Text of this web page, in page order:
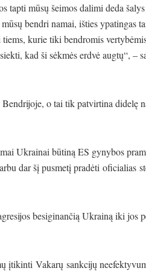
tapti mūsų šeimos dalimi deda
bendri namai, išties ypatingas
kurie tiki bendromis
kad ši sėkmės erdvė augtų“, –
o tai tik patvirtina didelę
Ukrainai būtiną ES gynybos
dar šį pusmetį pradėti oficialias
besiginančią Ukrainą iki jos
įtikinti Vakarų sankcijų